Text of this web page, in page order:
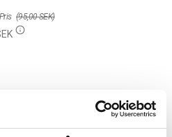
(95,00 SEK)